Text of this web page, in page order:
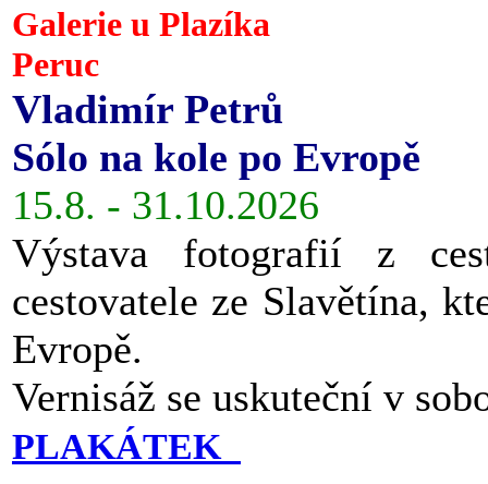
Galerie u Plazíka
Peruc
Vladimír Petrů
Sólo na kole po Evropě
15.8. - 31.10.2026
Výstava fotografií z
cestovatele ze Slavětína,
Evropě.
Vernisáž se uskuteční v
PLAKÁTEK